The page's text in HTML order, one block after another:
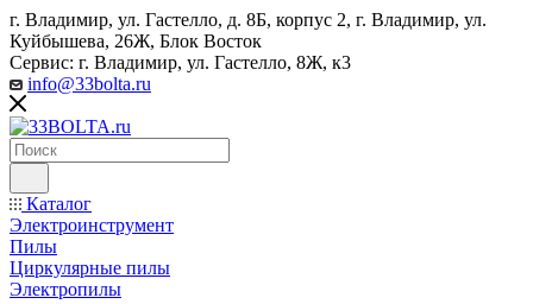
г. Владимир, ул. Гастелло, д. 8Б, корпус 2, г. Владимир, ул. ​
Куйбышева, 26Ж, Блок Восток
Сервис: г. Владимир, ул. Гастелло, 8Ж, к3
info@33bolta.ru
Каталог
Электроинструмент
Пилы
Циркулярные пилы
Электропилы